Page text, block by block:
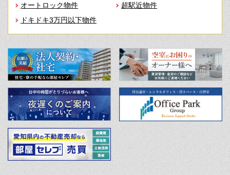
オートロック物件
超駅近物件
ドキドキ3万円以下物件